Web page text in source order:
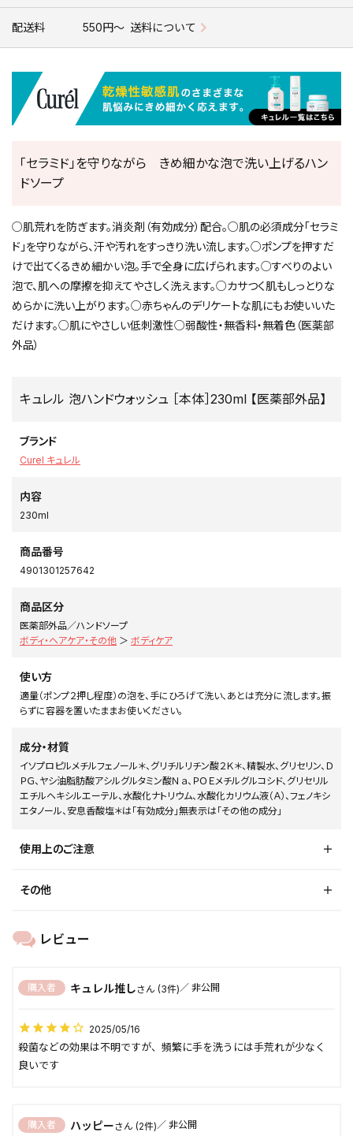
配送料 550円〜 送料について
「セラミド」を守りながら きめ細かな泡で洗い上げるハン
ドソープ
○肌荒れを防ぎます。消炎剤（有効成分）配合。○肌の必須成分「セラミ
ド」を守りながら、汗や汚れをすっきり洗い流します。○ポンプを押すだ
けで出てくるきめ細かい泡。手で全身に広げられます。○すべりのよい
泡で、肌への摩擦を抑えてやさしく洗えます。○カサつく肌もしっとりな
めらかに洗い上がります。○赤ちゃんのデリケートな肌にもお使いいた
だけます。○肌にやさしい低刺激性○弱酸性・無香料・無着色（医薬部
外品）
キュレル 泡ハンドウォッシュ ［本体］230ml 【医薬部外品】
ブランド
Curel キュレル
内容
230ml
商品番号
4901301257642
商品区分
医薬部外品／ハンドソープ
ボディ・ヘアケア・その他 ＞ ボディケア
使い方
適量（ポンプ２押し程度）の泡を、手にひろげて洗い、あとは充分に流します。振
らずに容器を置いたままお使いください。
成分・材質
イソプロピルメチルフェノール＊、グリチルリチン酸２Ｋ＊、精製水、グリセリン、Ｄ
ＰＧ、ヤシ油脂肪酸アシルグルタミン酸Ｎａ、ＰＯＥメチルグルコシド、グリセリル
エチルヘキシルエーテル、水酸化ナトリウム、水酸化カリウム液（Ａ）、フェノキシ
エタノール、安息香酸塩＊は「有効成分」無表示は「その他の成分」
使用上のご注意
その他
キュレル推し 3
購入者 非公開
2025/05/16
殺菌などの効果は不明ですが、頻繁に手を洗うには手荒れが少なく
良いです
ハッピー 2
購入者 非公開